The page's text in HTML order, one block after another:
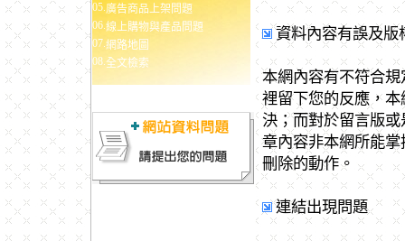
05.廣告商品上架問題
06.線上購物與產品問題
07.網路地圖
08.全文檢索
資料內容有誤及版
本網內容有不符合
裡留下您的反應，
決；而對於留言版
章內容非本網所能
刪除的動作。
連結出現問題